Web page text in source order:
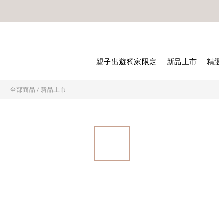
親子出遊獨家限定 新品上市 精
全部商品 / 新品上市